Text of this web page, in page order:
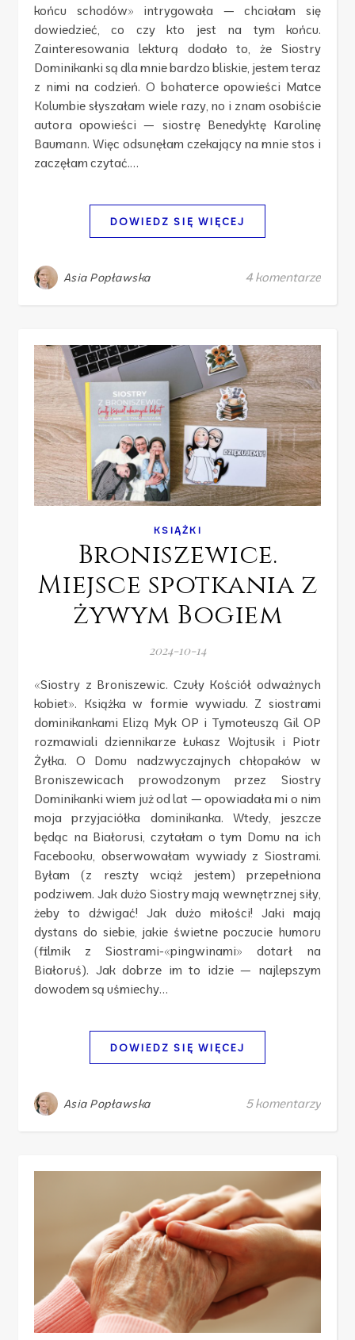
końcu schodów» intrygowała — chciałam się
dowiedzieć, co czy kto jest na tym końcu.
Zainteresowania lekturą dodało to, że Siostry
Dominikanki są dla mnie bardzo bliskie, jestem teraz
z nimi na codzień. O bohaterce opowieści Matce
Kolumbie słyszałam wiele razy, no i znam osobiście
autora opowieści — siostrę Benedyktę Karolinę
Baumann. Więc odsunęłam czekający na mnie stos i
zaczęłam czytać.…
DOWIEDZ SIĘ WIĘCEJ
Asia Popławska 4 komentarze
KSIĄŻKI
Broniszewice.
Miejsce spotkania z
żywym Bogiem
2024-10-14
«Siostry z Broniszewic. Czuły Kościół odważnych
kobiet». Książka w formie wywiadu. Z siostrami
dominikankami Elizą Myk OP i Tymoteuszą Gil OP
rozmawiali dziennikarze Łukasz Wojtusik i Piotr
Żyłka. O Domu nadzwyczajnych chłopaków w
Broniszewicach prowodzonym przez Siostry
Dominikanki wiem już od lat — opowiadała mi o nim
moja przyjaciółka dominikanka. Wtedy, jeszcze
będąc na Białorusi, czytałam o tym Domu na ich
Facebooku, obserwowałam wywiady z Siostrami.
Byłam (z reszty wciąż jestem) przepełniona
podziwem. Jak dużo Siostry mają wewnętrznej siły,
żeby to dźwigać! Jak dużo miłości! Jaki mają
dystans do siebie, jakie świetne poczucie humoru
(filmik z Siostrami-«pingwinami» dotarł na
Białoruś). Jak dobrze im to idzie — najlepszym
dowodem są uśmiechy…
DOWIEDZ SIĘ WIĘCEJ
Asia Popławska 5 komentarzy